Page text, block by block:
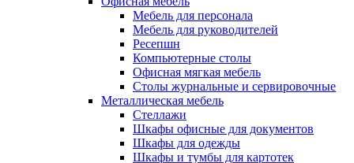
Мебель для персонала
Мебель для руководителей
Ресепшн
Компьютерные столы
Офисная мягкая мебель
Столы журнальные и сервировочные
Металлическая мебель
Стеллажи
Шкафы офисные для документов
Шкафы для одежды
Шкафы и тумбы для картотек